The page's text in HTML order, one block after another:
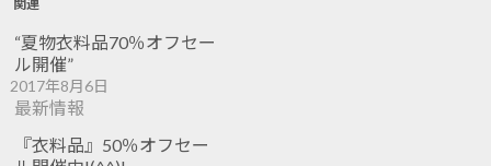
関連
“夏物衣料品70％オフセー
ル開催”
2017年8月6日
最新情報
『衣料品』50％オフセー